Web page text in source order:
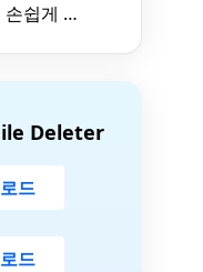
쉽게 해
Deleter
드
드